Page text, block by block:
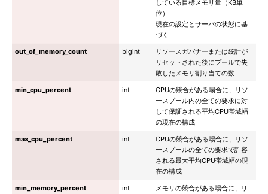
している目標メモリ量（KB単
位）
現在の設定とサーバの状態に基
づく
out_of_memory_count
bigint
リソースガバナーまたは統計が
リセットされた後にプールで失
敗したメモリ割り当ての数
min_cpu_percent
int
CPUの競合がある場合に、リソ
ースプール内の全ての要求に対
して保証される平均CPU帯域幅
の現在の構成
max_cpu_percent
int
CPUの競合がある場合に、リソ
ースプールの全ての要求で許容
される最大平均CPU帯域幅の現
在の構成
min_memory_percent
int
メモリの競合がある場合に、リ